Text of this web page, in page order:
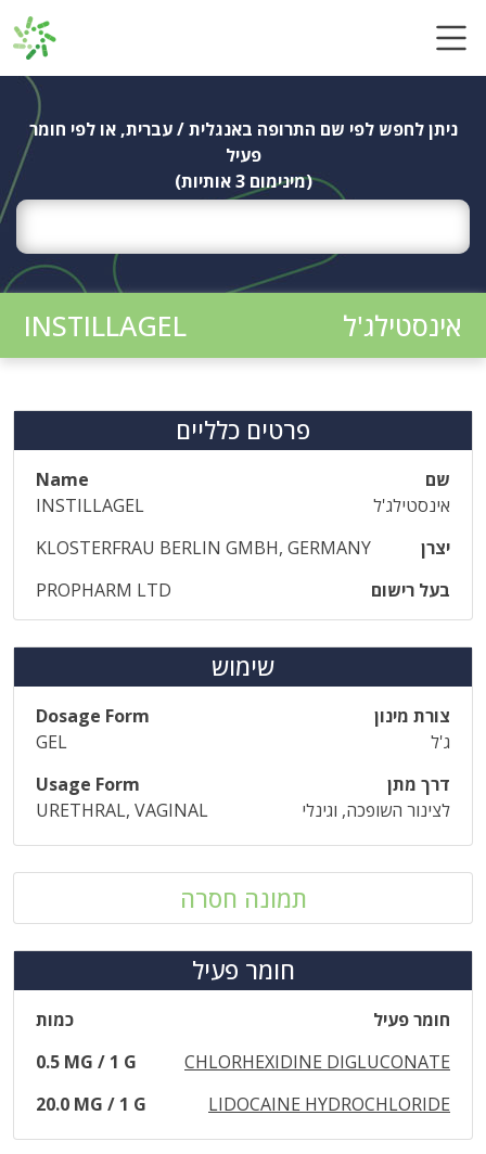
ניתן לחפש לפי שם התרופה באנגלית / עברית, או לפי חומר
פעיל
(מינימום 3 אותיות)
אינסטילג'ל INSTILLAGEL
פרטים כלליים
שם
Name
אינסטילג'ל
INSTILLAGEL
יצרן
KLOSTERFRAU BERLIN GMBH, GERMANY
בעל רישום
PROPHARM LTD
שימוש
צורת מינון
Dosage Form
ג'ל
GEL
דרך מתן
Usage Form
לצינור השופכה, וגינלי
URETHRAL, VAGINAL
תמונה חסרה
חומר פעיל
חומר פעיל
כמות
CHLORHEXIDINE DIGLUCONATE
0.5 MG / 1 G
LIDOCAINE HYDROCHLORIDE
20.0 MG / 1 G